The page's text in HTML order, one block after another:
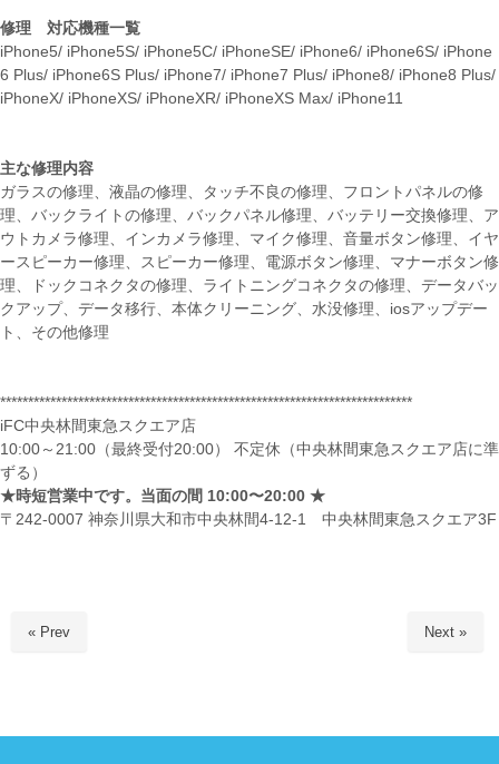
修理 対応機種一覧
iPhone5/ iPhone5S/ iPhone5C/ iPhoneSE/ iPhone6/ iPhone6S/ iPhone
6 Plus/ iPhone6S Plus/ iPhone7/ iPhone7 Plus/ iPhone8/ iPhone8 Plus/
iPhoneX/ iPhoneXS/ iPhoneXR/ iPhoneXS Max/ iPhone11
主な修理内容
ガラスの修理、液晶の修理、タッチ不良の修理、フロントパネルの修
理、バックライトの修理、バックパネル修理、バッテリー交換修理、ア
ウトカメラ修理、インカメラ修理、マイク修理、音量ボタン修理、イヤ
ースピーカー修理、スピーカー修理、電源ボタン修理、マナーボタン修
理、ドックコネクタの修理、ライトニングコネクタの修理、データバッ
クアップ、データ移行、本体クリーニング、水没修理、iosアップデー
ト、その他修理
**************************************************************************
iFC中央林間東急スクエア店
10:00～21:00（最終受付20:00） 不定休（中央林間東急スクエア店に準
ずる）
★時短営業中です。当面の間 10:00〜20:00 ★
〒242-0007 神奈川県大和市中央林間4-12-1 中央林間東急スクエア3F
« Prev Next »